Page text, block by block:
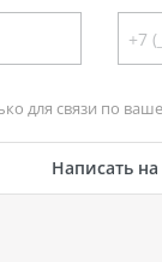
для связи по
Написать